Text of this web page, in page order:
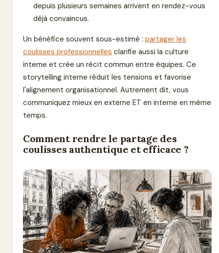
depuis plusieurs semaines arrivent en rendez-vous
déjà convaincus.
Un bénéfice souvent sous-estimé : partager les
coulisses professionnelles clarifie aussi la culture
interne et crée un récit commun entre équipes. Ce
storytelling interne réduit les tensions et favorise
l'alignement organisationnel. Autrement dit, vous
communiquez mieux en externe ET en interne en même
temps.
Comment rendre le partage des
coulisses authentique et efficace ?